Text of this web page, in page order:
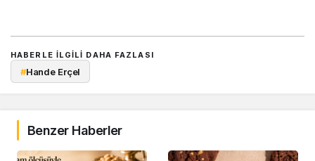
HABERLE ILGILI DAHA FAZLASI
#Hande Erçel
Benzer Haberler